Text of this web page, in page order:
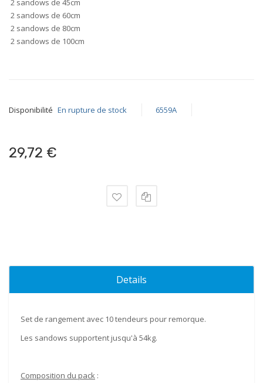
2 sandows de 45cm
2 sandows de 60cm
2 sandows de 80cm
2 sandows de 100cm
Disponibilité En rupture de stock 6559A
29,72 €
Details
Set de rangement avec 10tendeurs pour remorque.
Les sandows supportent jusqu'à 54kg.
Composition du pack :